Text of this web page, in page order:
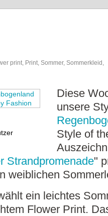
print, Print, Sommer, Sommerkleid,
Diese
unsere
Style of
Strandpromenade"
weiblichen
ein leichtes
Flower Print.